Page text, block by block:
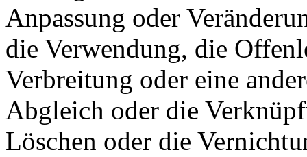
Anpassung oder
die Verwendung, die
Verbreitung oder eine
Abgleich oder die
Löschen oder die